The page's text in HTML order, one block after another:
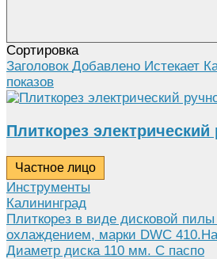
Сортировка
Заголовок Добавлено Истекает
показов
Плиткорез электрический
Частное лицо
Инструменты
Калининград
Плиткорез в виде дисковой
охлаждением, марки DWC
Диаметр диска 110 мм. С паспо